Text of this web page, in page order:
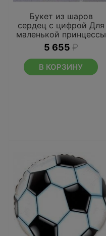
Букет из шаров
сердец с цифрой Для
маленькой принцессы
5 655 ₽
В КОРЗИНУ